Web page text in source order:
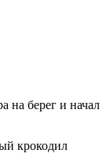
на берег и начал
крокодил